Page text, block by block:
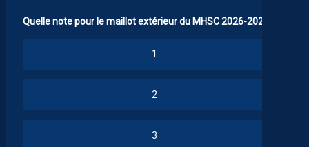
Quelle note pour le maillot extérieur du MHSC 2026-2027 ?
1
2
3